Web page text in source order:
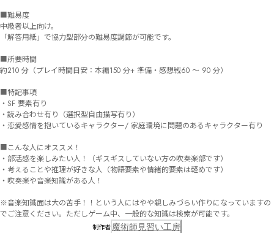
■難易度
中級者以上向け。
「解答用紙」で協力型部分の難易度調節が可能です。
■所要時間
約210 分（プレイ時間目安：本編150 分+ 準備・感想戦60 ～ 90 分）
■特記事項
・SF 要素有り
・読み合わせ有り（選択型自由描写有り）
・恋愛感情を抱いているキャラクター/ 家庭環境に問題のあるキャラクター有り
■こんな人にオススメ！
・部活感を楽しみたい人！（ギスギスしていない方の吹奏楽部です）
・考えることや推理が好きな人（物語要素や情緒的要素は軽めです）
・吹奏楽や音楽知識がある人！
※音楽知識面は大の苦手！！という人にはやや親しみづらい作りになっていますの
でご注意ください。ただしゲーム中、一般的な知識は検索が可能です。
制作者 魔術師見習い工房